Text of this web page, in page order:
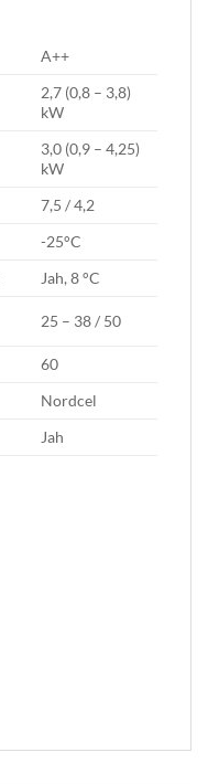
A++
2,7 (0,8 – 3,8)
kW
3,0 (0,9 – 4,25)
kW
7,5 / 4,2
-25°C
Jah, 8 °C
25 – 38 / 50
60
Nordcel
Jah